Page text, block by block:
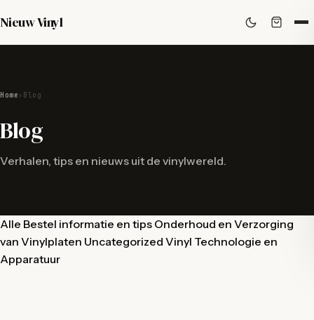
Nieuw Vinyl
Home › Blog
Blog
Verhalen, tips en nieuws uit de vinylwereld.
Alle Bestel informatie en tips Onderhoud en Verzorging
van Vinylplaten Uncategorized Vinyl Technologie en
Apparatuur